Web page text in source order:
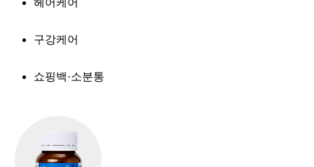
구강케어
쇼핑백·소분통